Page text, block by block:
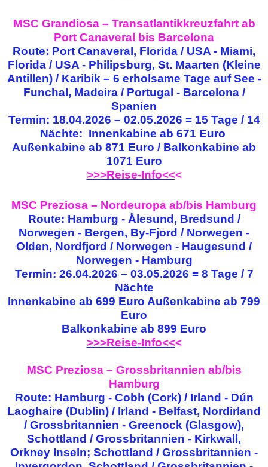
MSC Grandiosa – Transatlantikkreuzfahrt ab
Port Canaveral bis Barcelona
Route: Port Canaveral, Florida / USA - Miami,
Florida / USA - Philipsburg, St. Maarten (Kleine
Antillen) / Karibik – 6 erholsame Tage auf See -
Funchal, Madeira / Portugal - Barcelona /
Spanien
Termin: 18.04.2026 – 02.05.2026 = 15 Tage / 14
Nächte: Innenkabine ab 671 Euro
Außenkabine ab 871 Euro / Balkonkabine ab
1071 Euro
>>>Reise-Info<<<
MSC Preziosa – Nordeuropa ab/bis Hamburg
Route: Hamburg - Ålesund, Bredsund /
Norwegen - Bergen, By-Fjord / Norwegen -
Olden, Nordfjord / Norwegen - Haugesund /
Norwegen - Hamburg
Termin: 26.04.2026 – 03.05.2026 = 8 Tage / 7
Nächte
Innenkabine ab 699 Euro Außenkabine ab 799
Euro
Balkonkabine ab 899 Euro
>>>Reise-Info<<<
MSC Preziosa – Grossbritannien ab/bis
Hamburg
Route: Hamburg - Cobh (Cork) / Irland - Dún
Laoghaire (Dublin) / Irland - Belfast, Nordirland
/ Grossbritannien - Greenock (Glasgow),
Schottland / Grossbritannien - Kirkwall,
Orkney Inseln; Schottland / Grossbritannien -